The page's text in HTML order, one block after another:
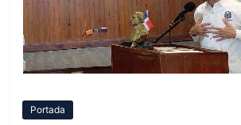
Portada